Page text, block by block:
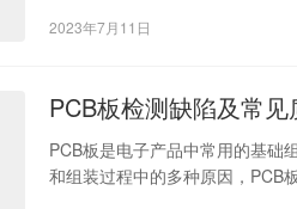
2023年7月11日
PCB板检测缺陷及常见
PCB板是电子产品中常用的基础
和组装过程中的多种原因，PCB